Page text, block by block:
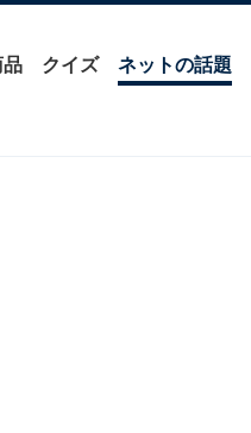
クイズ ネットの話題